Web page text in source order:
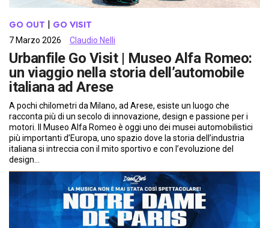
GO OUT | GO VISIT
7 Marzo 2026 Claudio Nelli
Urbanfile Go Visit | Museo Alfa Romeo:
un viaggio nella storia dell’automobile
italiana ad Arese
A pochi chilometri da Milano, ad Arese, esiste un luogo che
racconta più di un secolo di innovazione, design e passione per i
motori. Il Museo Alfa Romeo è oggi uno dei musei automobilistici
più importanti d’Europa, uno spazio dove la storia dell’industria
italiana si intreccia con il mito sportivo e con l’evoluzione del
design…